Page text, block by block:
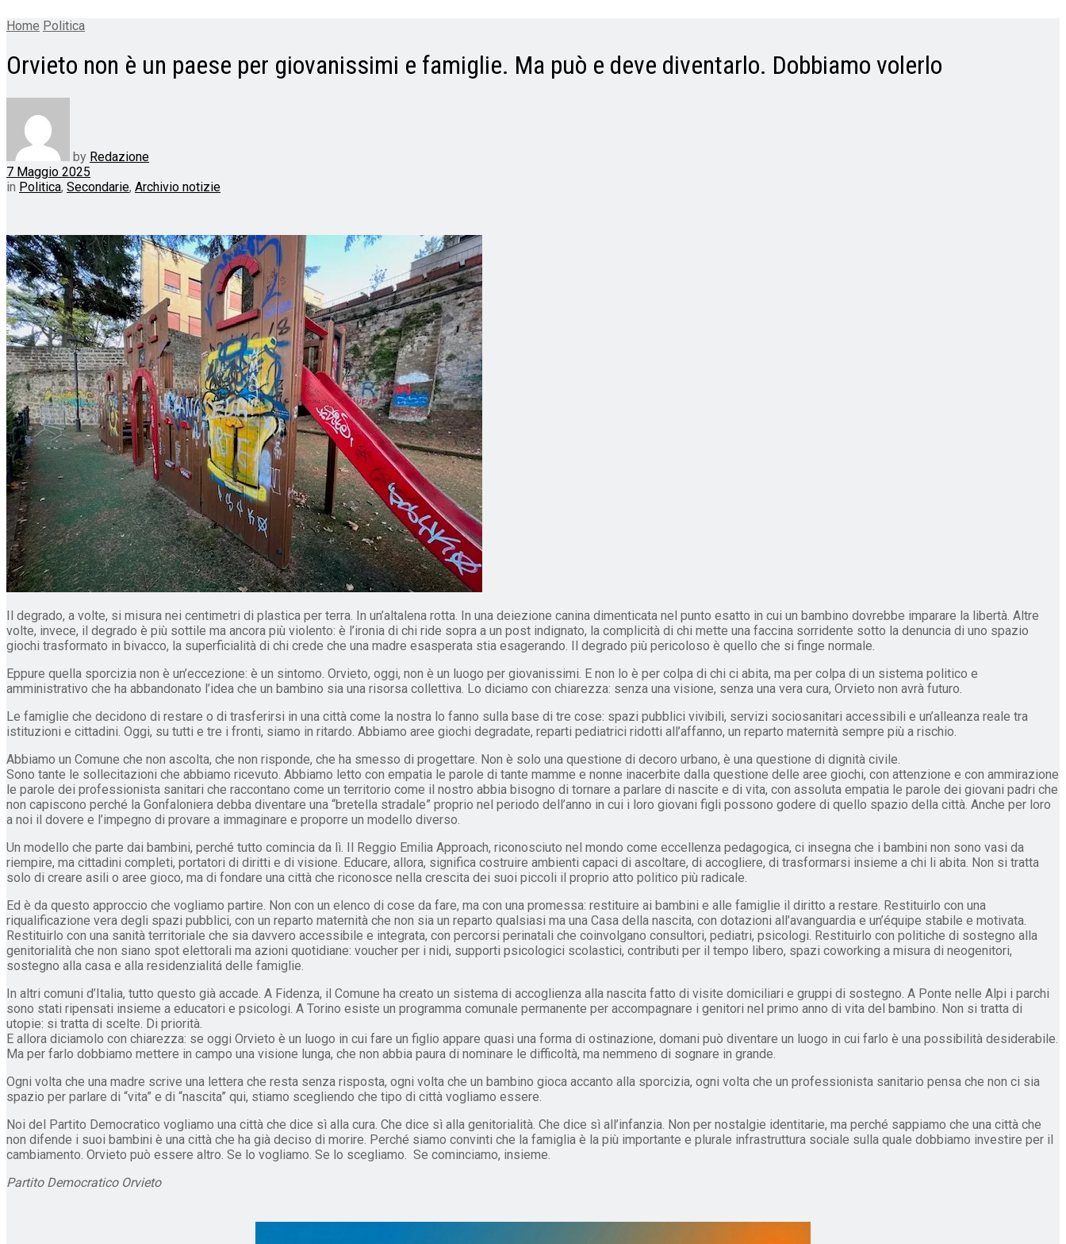
Home Politica
Orvieto non è un paese per giovanissimi e famiglie. Ma può e deve diventarlo. Dobbiamo volerlo
by Redazione
7 Maggio 2025
in Politica, Secondarie, Archivio notizie
Il degrado, a volte, si misura nei centimetri di plastica per terra. In un’altalena rotta. In una deiezione canina dimenticata nel punto esatto in cui un bambino dovrebbe imparare la libertà. Altre
volte, invece, il degrado è più sottile ma ancora più violento: è l’ironia di chi ride sopra a un post indignato, la complicità di chi mette una faccina sorridente sotto la denuncia di uno spazio
giochi trasformato in bivacco, la superficialità di chi crede che una madre esasperata stia esagerando. Il degrado più pericoloso è quello che si finge normale.
Eppure quella sporcizia non è un’eccezione: è un sintomo. Orvieto, oggi, non è un luogo per giovanissimi. E non lo è per colpa di chi ci abita, ma per colpa di un sistema politico e
amministrativo che ha abbandonato l’idea che un bambino sia una risorsa collettiva. Lo diciamo con chiarezza: senza una visione, senza una vera cura, Orvieto non avrà futuro.
Le famiglie che decidono di restare o di trasferirsi in una città come la nostra lo fanno sulla base di tre cose: spazi pubblici vivibili, servizi sociosanitari accessibili e un’alleanza reale tra
istituzioni e cittadini. Oggi, su tutti e tre i fronti, siamo in ritardo. Abbiamo aree giochi degradate, reparti pediatrici ridotti all’affanno, un reparto maternità sempre più a rischio.
Abbiamo un Comune che non ascolta, che non risponde, che ha smesso di progettare. Non è solo una questione di decoro urbano, è una questione di dignità civile.
Sono tante le sollecitazioni che abbiamo ricevuto. Abbiamo letto con empatia le parole di tante mamme e nonne inacerbite dalla questione delle aree giochi, con attenzione e con ammirazione
le parole dei professionista sanitari che raccontano come un territorio come il nostro abbia bisogno di tornare a parlare di nascite e di vita, con assoluta empatia le parole dei giovani padri che
non capiscono perché la Gonfaloniera debba diventare una “bretella stradale” proprio nel periodo dell’anno in cui i loro giovani figli possono godere di quello spazio della città. Anche per loro
a noi il dovere e l’impegno di provare a immaginare e proporre un modello diverso.
Un modello che parte dai bambini, perché tutto comincia da lì. Il Reggio Emilia Approach, riconosciuto nel mondo come eccellenza pedagogica, ci insegna che i bambini non sono vasi da
riempire, ma cittadini completi, portatori di diritti e di visione. Educare, allora, significa costruire ambienti capaci di ascoltare, di accogliere, di trasformarsi insieme a chi li abita. Non si tratta
solo di creare asili o aree gioco, ma di fondare una città che riconosce nella crescita dei suoi piccoli il proprio atto politico più radicale.
Ed è da questo approccio che vogliamo partire. Non con un elenco di cose da fare, ma con una promessa: restituire ai bambini e alle famiglie il diritto a restare. Restituirlo con una
riqualificazione vera degli spazi pubblici, con un reparto maternità che non sia un reparto qualsiasi ma una Casa della nascita, con dotazioni all’avanguardia e un’équipe stabile e motivata.
Restituirlo con una sanità territoriale che sia davvero accessibile e integrata, con percorsi perinatali che coinvolgano consultori, pediatri, psicologi. Restituirlo con politiche di sostegno alla
genitorialità che non siano spot elettorali ma azioni quotidiane: voucher per i nidi, supporti psicologici scolastici, contributi per il tempo libero, spazi coworking a misura di neogenitori,
sostegno alla casa e alla residenzialitá delle famiglie.
In altri comuni d’Italia, tutto questo già accade. A Fidenza, il Comune ha creato un sistema di accoglienza alla nascita fatto di visite domiciliari e gruppi di sostegno. A Ponte nelle Alpi i parchi
sono stati ripensati insieme a educatori e psicologi. A Torino esiste un programma comunale permanente per accompagnare i genitori nel primo anno di vita del bambino. Non si tratta di
utopie: si tratta di scelte. Di priorità.
E allora diciamolo con chiarezza: se oggi Orvieto è un luogo in cui fare un figlio appare quasi una forma di ostinazione, domani può diventare un luogo in cui farlo è una possibilità desiderabile.
Ma per farlo dobbiamo mettere in campo una visione lunga, che non abbia paura di nominare le difficoltà, ma nemmeno di sognare in grande.
Ogni volta che una madre scrive una lettera che resta senza risposta, ogni volta che un bambino gioca accanto alla sporcizia, ogni volta che un professionista sanitario pensa che non ci sia
spazio per parlare di “vita” e di “nascita” qui, stiamo scegliendo che tipo di città vogliamo essere.
Noi del Partito Democratico vogliamo una città che dice sì alla cura. Che dice sì alla genitorialità. Che dice sì all’infanzia. Non per nostalgie identitarie, ma perché sappiamo che una città che
non difende i suoi bambini è una città che ha già deciso di morire. Perché siamo convinti che la famiglia è la più importante e plurale infrastruttura sociale sulla quale dobbiamo investire per il
cambiamento. Orvieto può essere altro. Se lo vogliamo. Se lo scegliamo. Se cominciamo, insieme.
Partito Democratico Orvieto